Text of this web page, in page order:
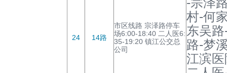
24 14路
市区线路 宗泽路停车
场6:00-18:40 二人医6:
35-19:20 镇江公交总
公司
村-何
东吴
路-梦
江滨